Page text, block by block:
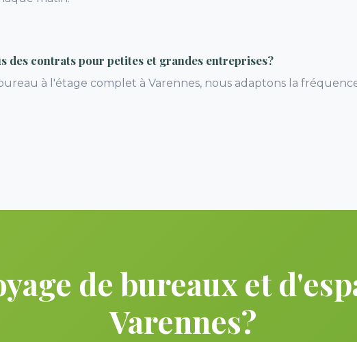
des contrats pour petites et grandes entreprises?
à l'étage complet à Varennes, nous adaptons la
de bureaux et
Varennes?